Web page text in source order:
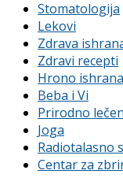
Stomatologija
Lekovi
Zdrava
Zdravi recepti
Hrono ishrana
Beba i Vi
Prirodno
Joga
Radiotalasno
Centar za